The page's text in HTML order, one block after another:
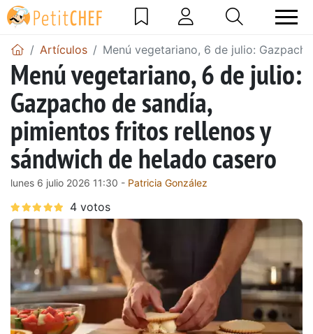
Artículos Menú vegetariano, 6 de julio:
Menú vegetariano, 6 de julio:
Gazpacho de sandía,
pimientos fritos rellenos y
sándwich de helado casero
lunes 6 julio 2026 11:30 - Patricia González